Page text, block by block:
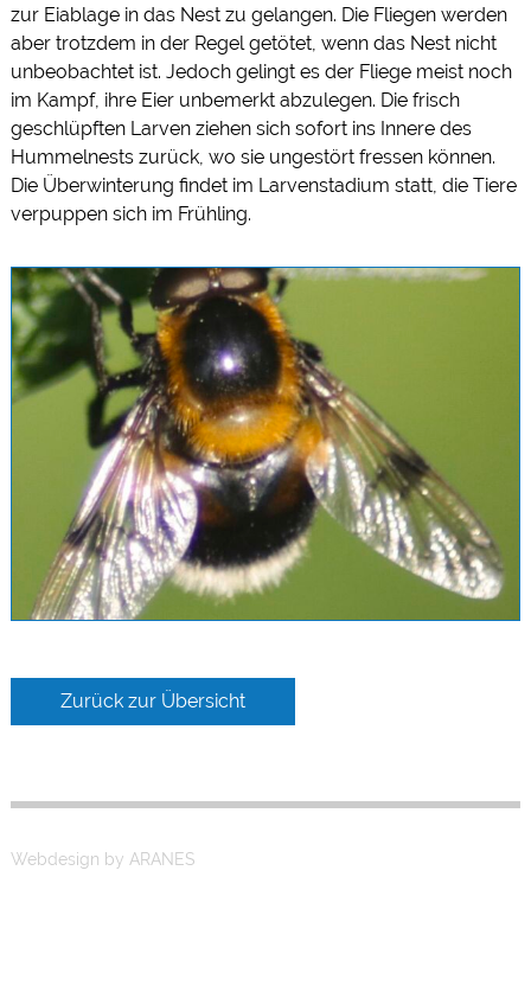
zur Eiablage in das Nest zu gelangen. Die Fliegen werden
aber trotzdem in der Regel getötet, wenn das Nest nicht
unbeobachtet ist. Jedoch gelingt es der Fliege meist noch
im Kampf, ihre Eier unbemerkt abzulegen. Die frisch
geschlüpften Larven ziehen sich sofort ins Innere des
Hummelnests zurück, wo sie ungestört fressen können.
Die Überwinterung findet im Larvenstadium statt, die Tiere
verpuppen sich im Frühling.
Zurück zur Übersicht
Webdesign by ARANES